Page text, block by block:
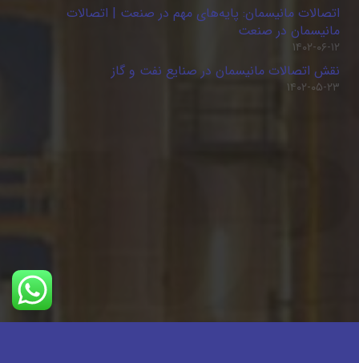
اتصالات مانیسمان: پایه‌های مهم در صنعت | اتصالات
مانیسمان در صنعت
۱۴۰۲-۰۶-۱۲
نقش اتصالات مانیسمان در صنایع نفت و گاز
۱۴۰۲-۰۵-۲۳